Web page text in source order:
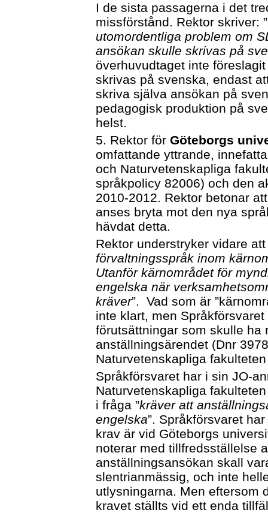
I de sista passagerna i det
missförstånd. Rektor skriver: ”
utomordentliga problem om
ansökan skulle skrivas på
överhuvudtaget inte
skrivas på svenska, endast
skriva själva ansökan på
pedagogisk produktion på
helst.
5. Rektor för Göteborgs
omfattande yttrande,
och Naturvetenskapliga
språkpolicy 82006) och den
2010-2012. Rektor betonar
anses bryta mot den nya
hävdat detta.
Rektor understryker vidare att
förvaltningsspråk inom
Utanför kärnområdet för
engelska när
kräver”. Vad som är
inte klart, men
förutsättningar som skulle ha
anställningsärendet (Dnr
Naturvetenskapliga
Språkförsvaret har i sin JO-
Naturvetenskapliga
i fråga ”kräver att
engelska”. Språkförsvaret
krav är vid Göteborgs
noterar med tillfredsställelse
anställningsansökan skall
slentrianmässig, och inte
utlysningarna. Men eftersom
kravet ställts vid ett enda